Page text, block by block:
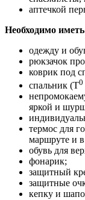
аптечкой
Необходимо
одежду и
рюкзачок
коврик под
спальник (Т0
яркой и
термос для
маршруте и
обувь для
фонарик;
защитный
защитные
кепку и